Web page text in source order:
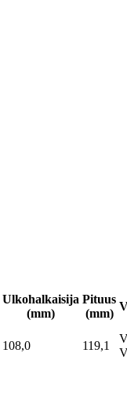
Ulkohalkaisija
(mm)
Pituus
(mm)
108,0 119,1